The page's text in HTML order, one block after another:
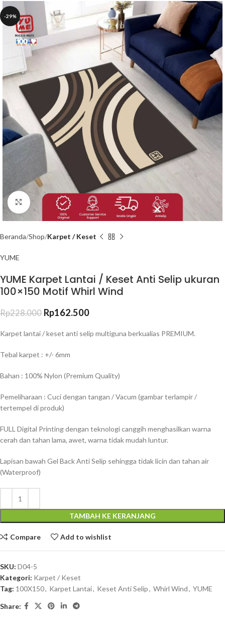
-29%
Click to enlarge
Beranda Shop Karpet / Keset
YUME
YUME Karpet Lantai / Keset Anti Selip ukuran
100×150 Motif Whirl Wind
Rp228.000 Rp162.500
Karpet lantai / keset anti selip multiguna berkualias PREMIUM.
Tebal karpet : +/- 6mm
Bahan : 100% Nylon (Premium Quality)
Pemeliharaan : Cuci dengan tangan / Vacum (gambar terlampir /
tertempel di produk)
FULL Digital Printing dengan teknologi canggih menghasilkan warna
cerah dan tahan lama, awet, warna tidak mudah luntur.
Lapisan bawah Gel Back Anti Selip sehingga tidak licin dan tahan air
(Waterproof)
TAMBAH KE KERANJANG
Compare Add to wishlist
SKU: D04-5
Kategori: Karpet / Keset
Tag: 100X150, Karpet Lantai, Keset Anti Selip, Whirl Wind, YUME
Share: